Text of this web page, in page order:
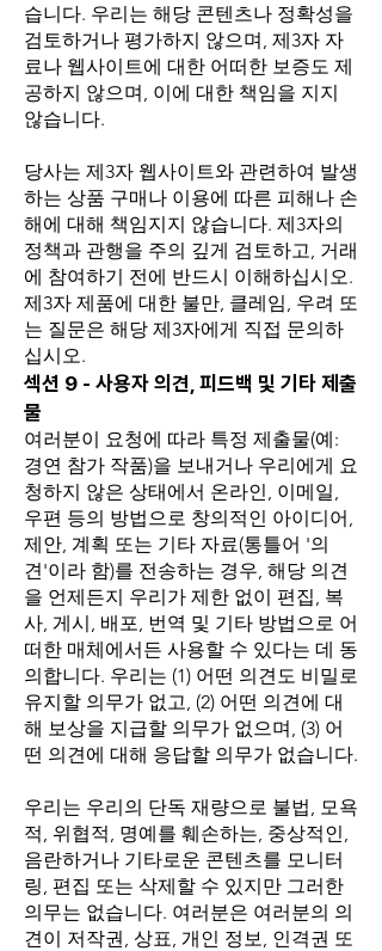
습니다. 우리는 해당 콘텐츠나 정확성을
검토하거나 평가하지 않으며, 제3자 자
료나 웹사이트에 대한 어떠한 보증도 제
공하지 않으며, 이에 대한 책임을 지지
않습니다.
당사는 제3자 웹사이트와 관련하여 발생
하는 상품 구매나 이용에 따른 피해나 손
해에 대해 책임지지 않습니다. 제3자의
정책과 관행을 주의 깊게 검토하고, 거래
에 참여하기 전에 반드시 이해하십시오.
제3자 제품에 대한 불만, 클레임, 우려 또
는 질문은 해당 제3자에게 직접 문의하
십시오.
섹션 9 - 사용자 의견, 피드백 및 기타 제출
물
여러분이 요청에 따라 특정 제출물(예:
경연 참가 작품)을 보내거나 우리에게 요
청하지 않은 상태에서 온라인, 이메일,
우편 등의 방법으로 창의적인 아이디어,
제안, 계획 또는 기타 자료(통틀어 '의
견'이라 함)를 전송하는 경우, 해당 의견
을 언제든지 우리가 제한 없이 편집, 복
사, 게시, 배포, 번역 및 기타 방법으로 어
떠한 매체에서든 사용할 수 있다는 데 동
의합니다. 우리는 (1) 어떤 의견도 비밀로
유지할 의무가 없고, (2) 어떤 의견에 대
해 보상을 지급할 의무가 없으며, (3) 어
떤 의견에 대해 응답할 의무가 없습니다.
우리는 우리의 단독 재량으로 불법, 모욕
적, 위협적, 명예를 훼손하는, 중상적인,
음란하거나 기타로운 콘텐츠를 모니터
링, 편집 또는 삭제할 수 있지만 그러한
의무는 없습니다. 여러분은 여러분의 의
견이 저작권, 상표, 개인 정보, 인격권 또